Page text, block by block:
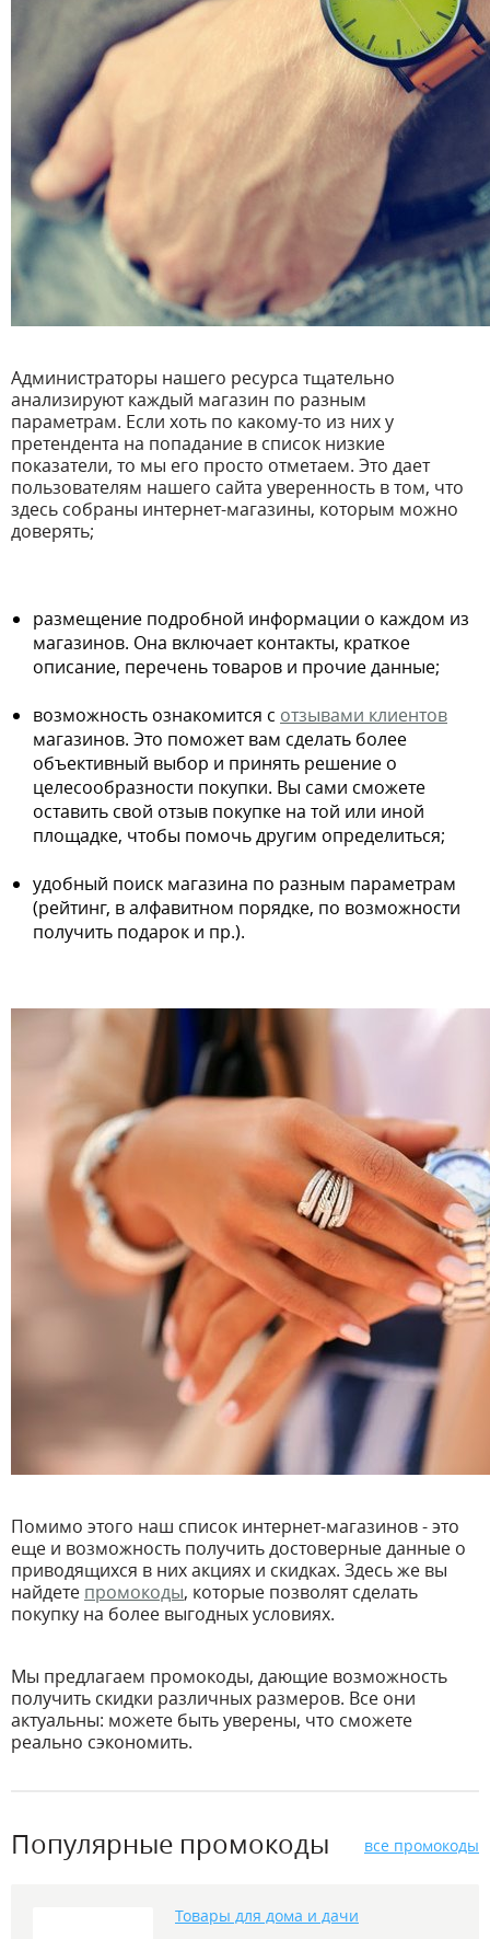
Администраторы нашего ресурса тщательно
анализируют каждый магазин по разным
параметрам. Если хоть по какому-то из них у
претендента на попадание в список низкие
показатели, то мы его просто отметаем. Это дает
пользователям нашего сайта уверенность в том, что
здесь собраны интернет-магазины, которым можно
доверять;
размещение подробной информации о каждом из
магазинов. Она включает контакты, краткое
описание, перечень товаров и прочие данные;
возможность ознакомится с отзывами клиентов
магазинов. Это поможет вам сделать более
объективный выбор и принять решение о
целесообразности покупки. Вы сами сможете
оставить свой отзыв покупке на той или иной
площадке, чтобы помочь другим определиться;
удобный поиск магазина по разным параметрам
(рейтинг, в алфавитном порядке, по возможности
получить подарок и пр.).
Помимо этого наш список интернет-магазинов - это
еще и возможность получить достоверные данные о
приводящихся в них акциях и скидках. Здесь же вы
найдете промокоды, которые позволят сделать
покупку на более выгодных условиях.
Мы предлагаем промокоды, дающие возможность
получить скидки различных размеров. Все они
актуальны: можете быть уверены, что сможете
реально сэкономить.
Популярные промокоды все промокоды
Товары для дома и дачи